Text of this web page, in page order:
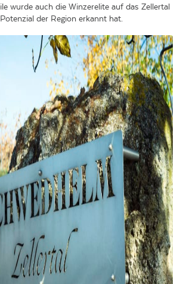
wurde auch die Winzerelite auf das Zellertal
der Region erkannt hat.